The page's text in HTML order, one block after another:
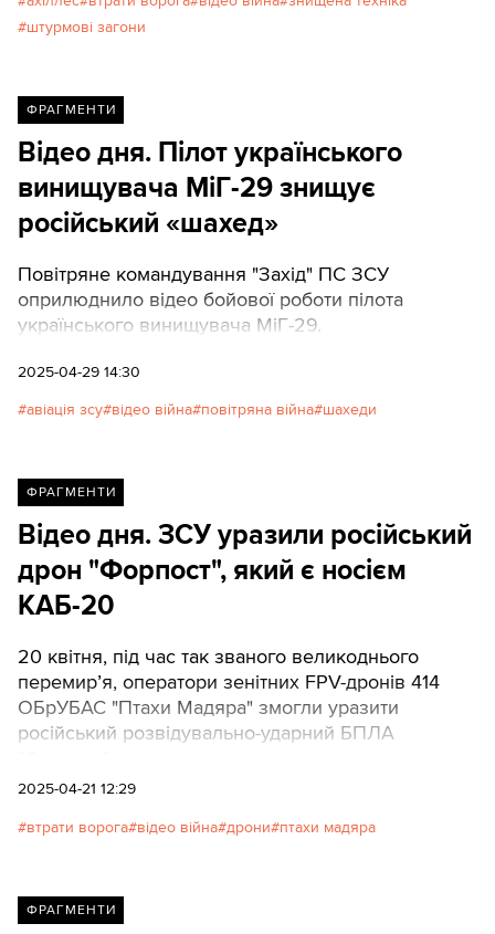
одну УАЗ («буханку»), а також особовий склад
противника.
штурмові загони
ФРАГМЕНТИ
Відео дня. Пілот українського
винищувача МіГ-29 знищує
російський «шахед»
Повітряне командування "Захід" ПС ЗСУ
оприлюднило відео бойової роботи пілота
українського винищувача МіГ-29.
2025-04-29 14:30
авіація зсу відео війна повітряна війна шахеди
ФРАГМЕНТИ
Відео дня. ЗСУ уразили російський
дрон "Форпост", який є носієм
КАБ-20
20 квітня, під час так званого великоднього
перемирʼя, оператори зенітних FPV-дронів 414
ОБрУБАС "Птахи Мадяра" змогли уразити
російський розвідувально-ударний БПЛА
2025-04-21 12:29
втрати ворога відео війна дрони птахи мадяра
ФРАГМЕНТИ